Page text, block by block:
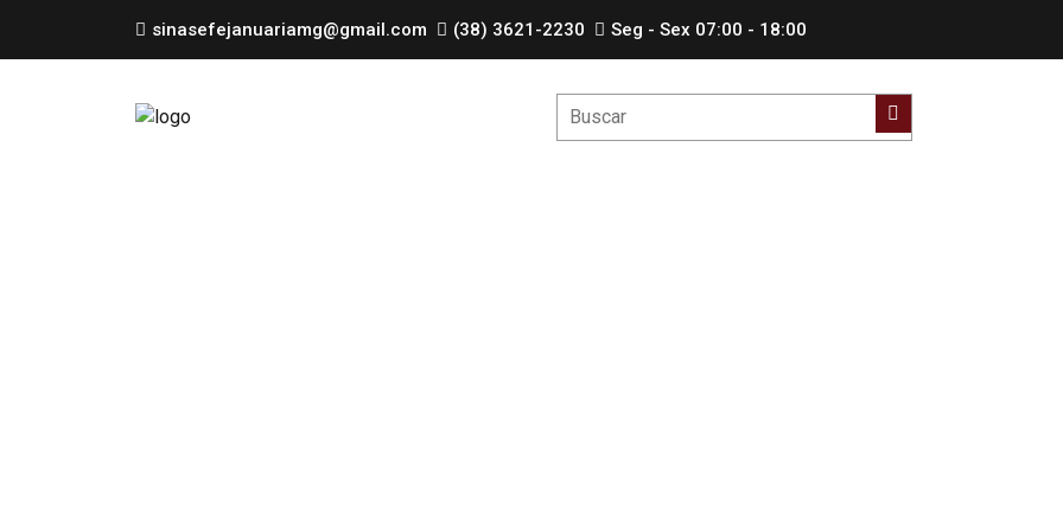
sinasefejanuariamg@gmail.com (38) 3621-2230 Seg - Sex 07:00 - 18:00